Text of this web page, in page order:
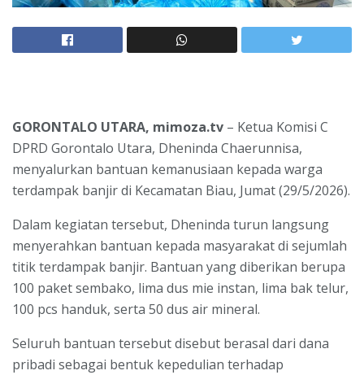
GORONTALO UTARA, mimoza.tv – Ketua Komisi C
DPRD Gorontalo Utara, Dheninda Chaerunnisa,
menyalurkan bantuan kemanusiaan kepada warga
terdampak banjir di Kecamatan Biau, Jumat (29/5/2026).
Dalam kegiatan tersebut, Dheninda turun langsung
menyerahkan bantuan kepada masyarakat di sejumlah
titik terdampak banjir. Bantuan yang diberikan berupa
100 paket sembako, lima dus mie instan, lima bak telur,
100 pcs handuk, serta 50 dus air mineral.
Seluruh bantuan tersebut disebut berasal dari dana
pribadi sebagai bentuk kepedulian terhadap